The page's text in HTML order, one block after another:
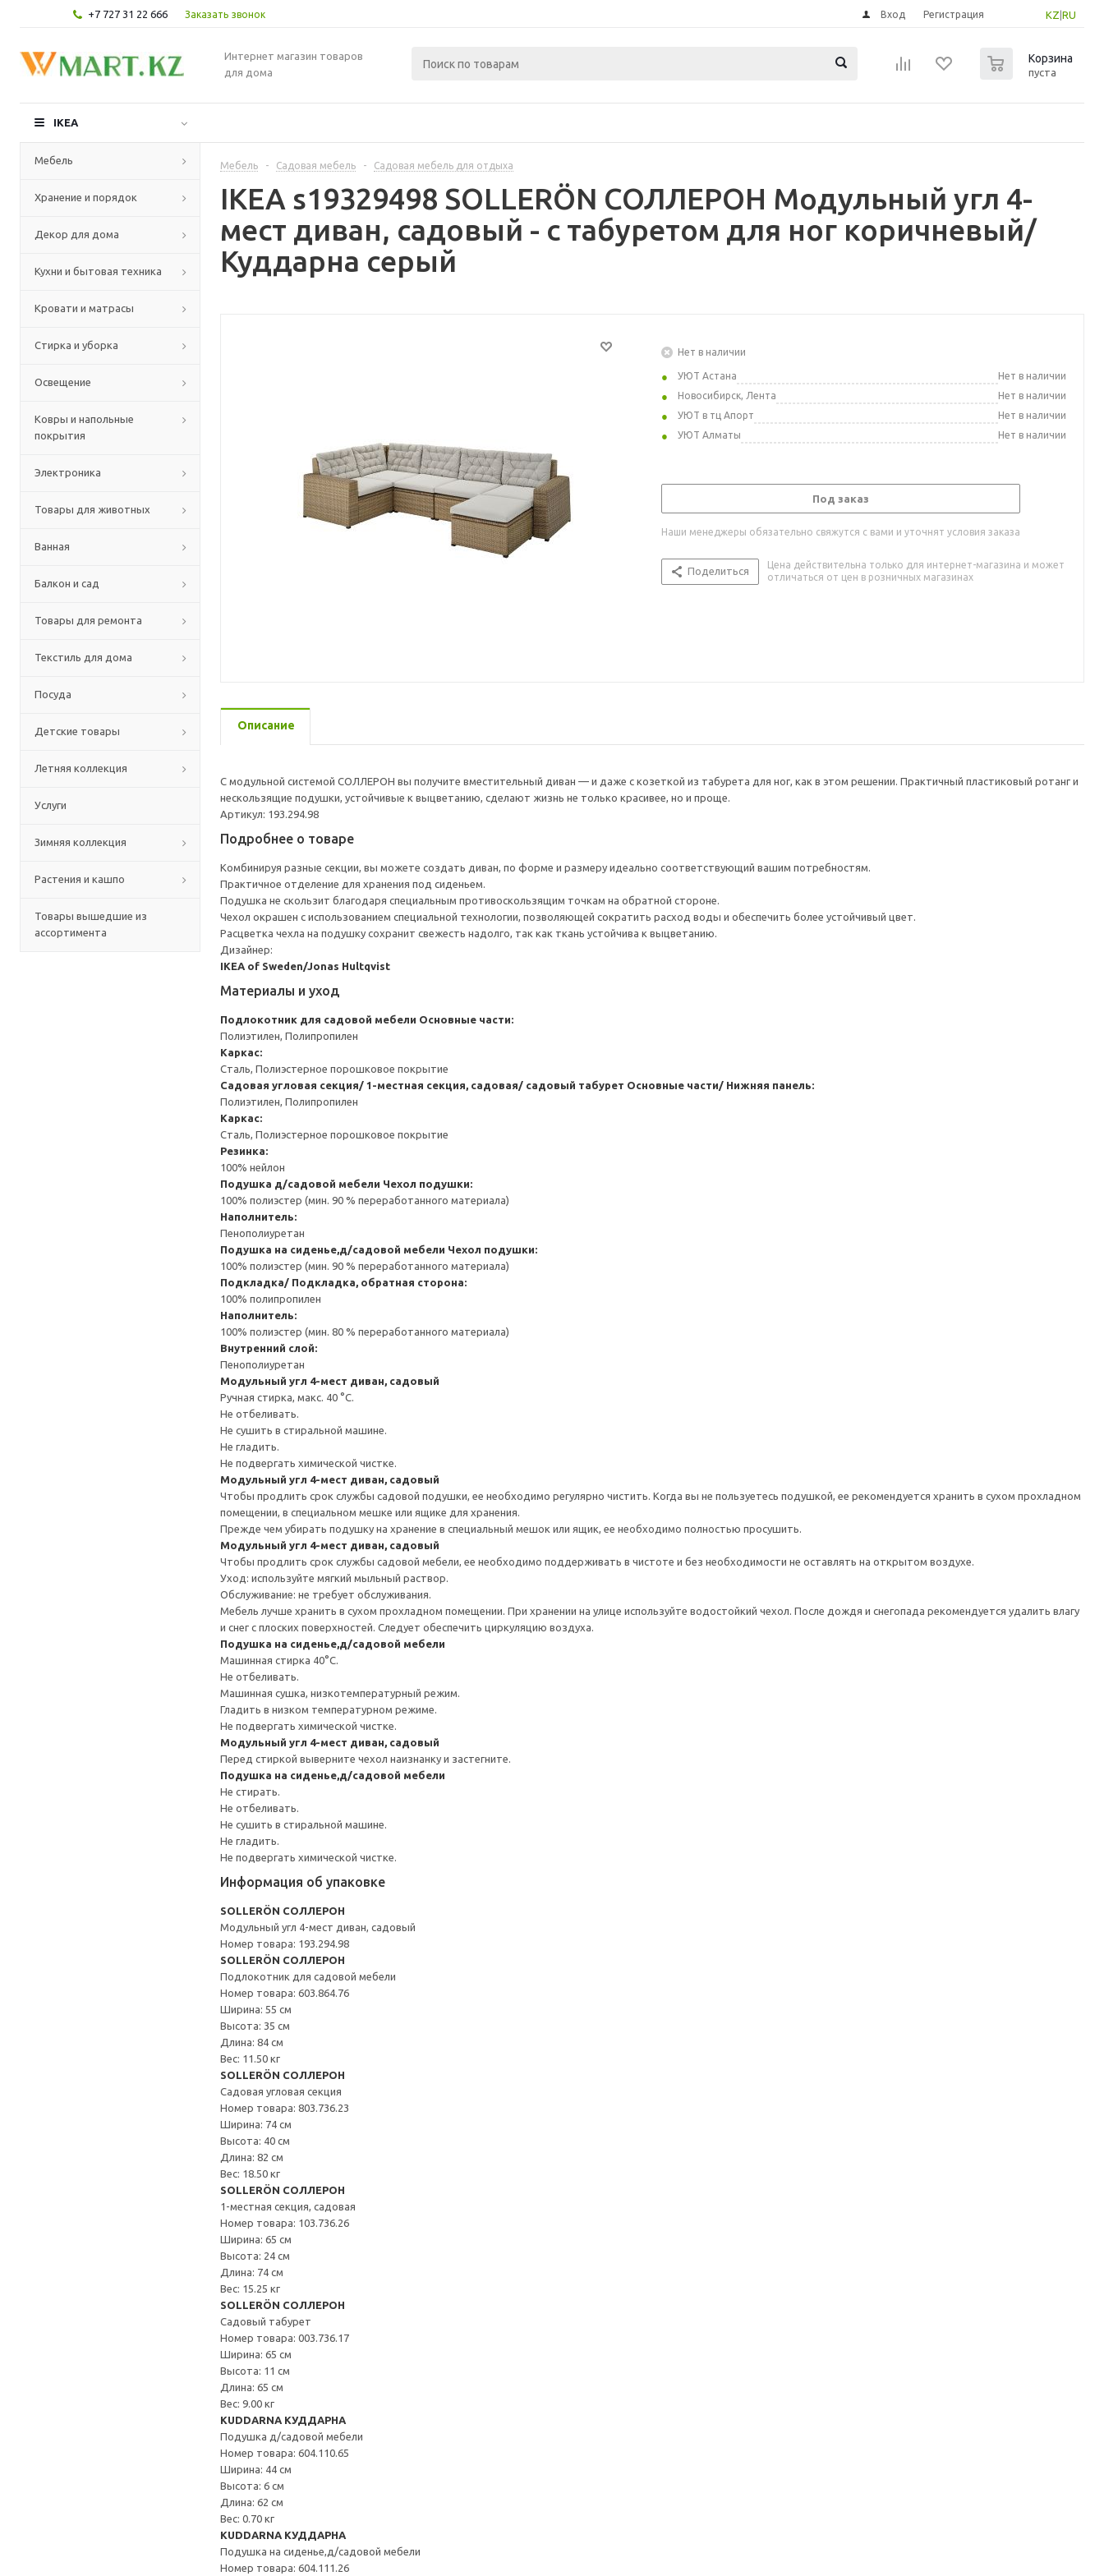
+7 727 31 22 666 Заказать звонок KZ RU
Вход Регистрация
Интернет магазин товаров
для дома
Корзина
пуста
IKEA
Мебель
Хранение и порядок
Декор для дома
Кухни и бытовая техника
Кровати и матрасы
Стирка и уборка
Освещение
Ковры и напольные
покрытия
Электроника
Товары для животных
Ванная
Балкон и сад
Товары для ремонта
Текстиль для дома
Посуда
Детские товары
Летняя коллекция
Услуги
Зимняя коллекция
Растения и кашпо
Товары вышедшие из
ассортимента
Мебель - Садовая мебель - Садовая мебель для отдыха
IKEA s19329498 SOLLERÖN СОЛЛЕРОН Модульный угл 4-
мест диван, садовый - с табуретом для ног коричневый/
Куддарна серый
Нет в наличии
УЮТ Астана
Нет в наличии
Новосибирск, Лента
Нет в наличии
УЮТ в тц Апорт
Нет в наличии
УЮТ Алматы
Нет в наличии
Под заказ
Наши менеджеры обязательно свяжутся с вами и уточнят условия заказа
Поделиться
Цена действительна только для интернет-магазина и может
отличаться от цен в розничных магазинах
Описание
С модульной системой СОЛЛЕРОН вы получите вместительный диван — и даже с козеткой из табурета для ног, как в этом решении. Практичный пластиковый ротанг и
нескользящие подушки, устойчивые к выцветанию, сделают жизнь не только красивее, но и проще.
Артикул: 193.294.98
Подробнее о товаре
Комбинируя разные секции, вы можете создать диван, по форме и размеру идеально соответствующий вашим потребностям.
Практичное отделение для хранения под сиденьем.
Подушка не скользит благодаря специальным противоскользящим точкам на обратной стороне.
Чехол окрашен с использованием специальной технологии, позволяющей сократить расход воды и обеспечить более устойчивый цвет.
Расцветка чехла на подушку сохранит свежесть надолго, так как ткань устойчива к выцветанию.
Дизайнер:
IKEA of Sweden/Jonas Hultqvist
Материалы и уход
Подлокотник для садовой мебели Основные части:
Полиэтилен, Полипропилен
Каркас:
Сталь, Полиэстерное порошковое покрытие
Садовая угловая секция/ 1-местная секция, садовая/ садовый табурет Основные части/ Нижняя панель:
Полиэтилен, Полипропилен
Каркас:
Сталь, Полиэстерное порошковое покрытие
Резинка:
100% нейлон
Подушка д/садовой мебели Чехол подушки:
100% полиэстер (мин. 90 % переработанного материала)
Наполнитель:
Пенополиуретан
Подушка на сиденье,д/садовой мебели Чехол подушки:
100% полиэстер (мин. 90 % переработанного материала)
Подкладка/ Подкладка, обратная сторона:
100% полипропилен
Наполнитель:
100% полиэстер (мин. 80 % переработанного материала)
Внутренний слой:
Пенополиуретан
Модульный угл 4-мест диван, садовый
Ручная стирка, макс. 40 °C.
Не отбеливать.
Не сушить в стиральной машине.
Не гладить.
Не подвергать химической чистке.
Модульный угл 4-мест диван, садовый
Чтобы продлить срок службы садовой подушки, ее необходимо регулярно чистить. Когда вы не пользуетесь подушкой, ее рекомендуется хранить в сухом прохладном
помещении, в специальном мешке или ящике для хранения.
Прежде чем убирать подушку на хранение в специальный мешок или ящик, ее необходимо полностью просушить.
Модульный угл 4-мест диван, садовый
Чтобы продлить срок службы садовой мебели, ее необходимо поддерживать в чистоте и без необходимости не оставлять на открытом воздухе.
Уход: используйте мягкий мыльный раствор.
Обслуживание: не требует обслуживания.
Мебель лучше хранить в сухом прохладном помещении. При хранении на улице используйте водостойкий чехол. После дождя и снегопада рекомендуется удалить влагу
и снег с плоских поверхностей. Следует обеспечить циркуляцию воздуха.
Подушка на сиденье,д/садовой мебели
Машинная стирка 40°С.
Не отбеливать.
Машинная сушка, низкотемпературный режим.
Гладить в низком температурном режиме.
Не подвергать химической чистке.
Модульный угл 4-мест диван, садовый
Перед стиркой выверните чехол наизнанку и застегните.
Подушка на сиденье,д/садовой мебели
Не стирать.
Не отбеливать.
Не сушить в стиральной машине.
Не гладить.
Не подвергать химической чистке.
Информация об упаковке
SOLLERÖN СОЛЛЕРОН
Модульный угл 4-мест диван, садовый
Номер товара: 193.294.98
SOLLERÖN СОЛЛЕРОН
Подлокотник для садовой мебели
Номер товара: 603.864.76
Ширина: 55 см
Высота: 35 см
Длина: 84 см
Вес: 11.50 кг
SOLLERÖN СОЛЛЕРОН
Садовая угловая секция
Номер товара: 803.736.23
Ширина: 74 см
Высота: 40 см
Длина: 82 см
Вес: 18.50 кг
SOLLERÖN СОЛЛЕРОН
1-местная секция, садовая
Номер товара: 103.736.26
Ширина: 65 см
Высота: 24 см
Длина: 74 см
Вес: 15.25 кг
SOLLERÖN СОЛЛЕРОН
Садовый табурет
Номер товара: 003.736.17
Ширина: 65 см
Высота: 11 см
Длина: 65 см
Вес: 9.00 кг
KUDDARNA КУДДАРНА
Подушка д/садовой мебели
Номер товара: 604.110.65
Ширина: 44 см
Высота: 6 см
Длина: 62 см
Вес: 0.70 кг
KUDDARNA КУДДАРНА
Подушка на сиденье,д/садовой мебели
Номер товара: 604.111.26